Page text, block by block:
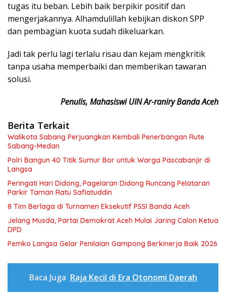
tugas itu beban. Lebih baik berpikir positif dan
mengerjakannya. Alhamdulillah kebijkan diskon SPP
dan pembagian kuota sudah dikeluarkan.
Jadi tak perlu lagi terlalu risau dan kejam mengkritik
tanpa usaha memperbaiki dan memberikan tawaran
solusi.
Penulis, Mahasiswi UIN Ar-raniry Banda Aceh
Berita Terkait
Walikota Sabang Perjuangkan Kembali Penerbangan Rute
Sabang-Medan
Polri Bangun 40 Titik Sumur Bor untuk Warga Pascabanjir di
Langsa
Peringati Hari Didong, Pagelaran Didong Runcang Pelataran
Parkir Taman Ratu Safiatuddin
8 Tim Berlaga di Turnamen Eksekutif PSSI Banda Aceh
Jelang Musda, Partai Demokrat Aceh Mulai Jaring Calon Ketua
DPD
Pemko Langsa Gelar Penilaian Gampong Berkinerja Baik 2026
Baca Juga Raja Kecil di Era Otonomi Daerah